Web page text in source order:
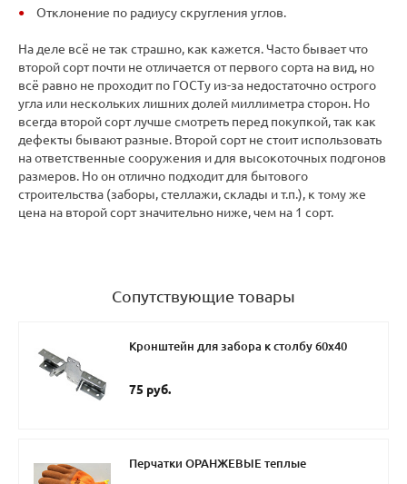
Отклонение по радиусу скругления углов.
На деле всё не так страшно, как кажется. Часто бывает что
второй сорт почти не отличается от первого сорта на вид, но
всё равно не проходит по ГОСТу из-за недостаточно острого
угла или нескольких лишних долей миллиметра сторон. Но
всегда второй сорт лучше смотреть перед покупкой, так как
дефекты бывают разные. Второй сорт не стоит использовать
на ответственные сооружения и для высокоточных подгонов
размеров. Но он отлично подходит для бытового
строительства (заборы, стеллажи, склады и т.п.), к тому же
цена на второй сорт значительно ниже, чем на 1 сорт.
Сопутствующие товары
Кронштейн для забора к столбу 60х40
75 руб.
Перчатки ОРАНЖЕВЫЕ теплые